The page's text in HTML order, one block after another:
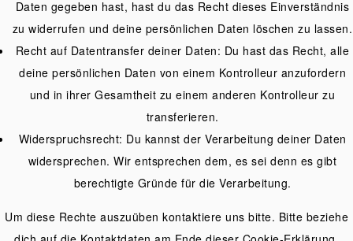
Daten gegeben hast, hast du das Recht dieses Einverständnis
zu widerrufen und deine persönlichen Daten löschen zu lassen.
Recht auf Datentransfer deiner Daten: Du hast das Recht, alle
deine persönlichen Daten von einem Kontrolleur anzufordern
und in ihrer Gesamtheit zu einem anderen Kontrolleur zu
transferieren.
Widerspruchsrecht: Du kannst der Verarbeitung deiner Daten
widersprechen. Wir entsprechen dem, es sei denn es gibt
berechtigte Gründe für die Verarbeitung.
Um diese Rechte auszuüben kontaktiere uns bitte. Bitte beziehe